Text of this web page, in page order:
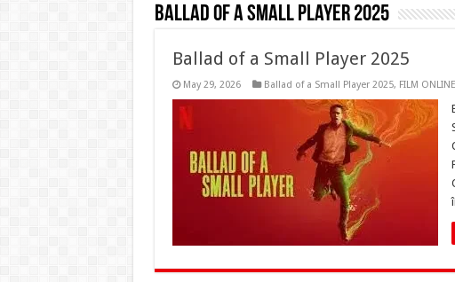
Ballad of a Small Player 2025
Ballad of a Small Player 2025
May 29, 2026 Ballad of a Small Player 2025, FILM